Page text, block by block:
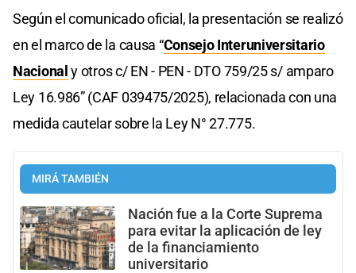
Según el comunicado oficial, la presentación se realizó
en el marco de la causa “Consejo Interuniversitario
Nacionaly otros c/ EN - PEN - DTO 759/25 s/ amparo
Ley 16.986” (CAF 039475/2025), relacionada con una
medida cautelar sobre la Ley N° 27.775.
MIRÁ TAMBIÉN
Nación fue a la Corte Suprema
para evitar la aplicación de ley
de la financiamiento
universitario